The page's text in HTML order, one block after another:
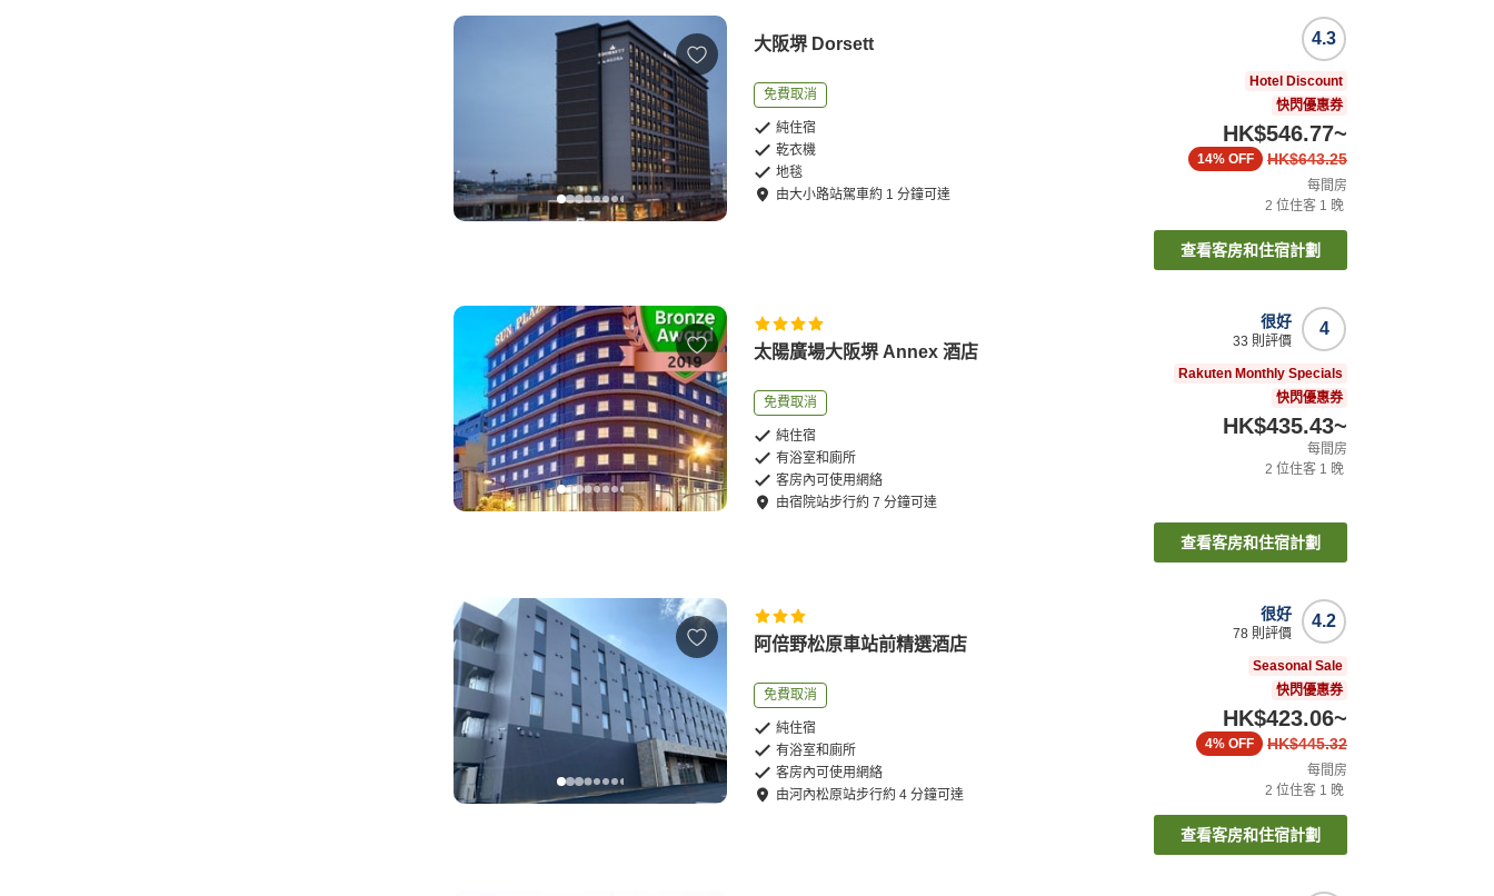
大阪堺 Dorsett
免費取消
純住宿
乾衣機
地毯
由大小路站駕車約 1 分鐘可達
4.3
Hotel Discount
快閃優惠券
HK$546.77~
HK$643.25
14% OFF
每間房
2 位住客 1 晚
查看客房和住宿計劃
太陽廣場大阪堺 Annex 酒店
免費取消
純住宿
有浴室和廁所
客房內可使用網絡
由宿院站步行約7 分鐘可達
4
很好
33 則評價
Rakuten Monthly Specials
快閃優惠券
HK$435.43~
每間房
2 位住客 1 晚
查看客房和住宿計劃
阿倍野松原車站前精選酒店
免費取消
純住宿
有浴室和廁所
客房內可使用網絡
由河內松原站步行約4 分鐘可達
4.2
很好
78 則評價
Seasonal Sale
快閃優惠券
HK$423.06~
HK$445.32
4% OFF
每間房
2 位住客 1 晚
查看客房和住宿計劃